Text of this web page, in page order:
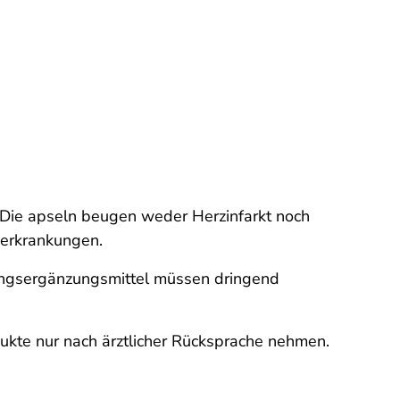
apseln beugen weder Herzinfarkt noch
müssen dringend
nur nach ärztlicher Rücksprache nehmen.